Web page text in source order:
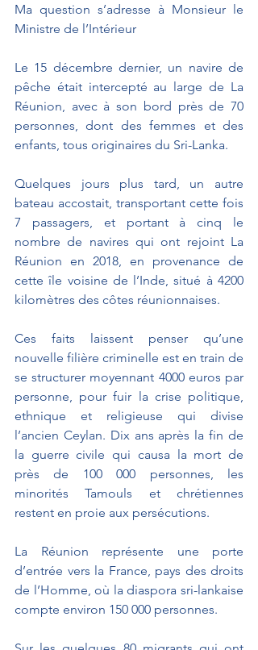
Ma question s’adresse à Monsieur le
Ministre de l’Intérieur
Le 15 décembre dernier, un navire de
pêche était intercepté au large de La
Réunion, avec à son bord près de 70
personnes, dont des femmes et des
enfants, tous originaires du Sri-Lanka.
Quelques jours plus tard, un autre
bateau accostait, transportant cette fois
7 passagers, et portant à cinq le
nombre de navires qui ont rejoint La
Réunion en 2018, en provenance de
cette île voisine de l’Inde, situé à 4200
kilomètres des côtes réunionnaises.
Ces faits laissent penser qu’une
nouvelle filière criminelle est en train de
se structurer moyennant 4000 euros par
personne, pour fuir la crise politique,
ethnique et religieuse qui divise
l’ancien Ceylan. Dix ans après la fin de
la guerre civile qui causa la mort de
près de 100 000 personnes, les
minorités Tamouls et chrétiennes
restent en proie aux persécutions.
La Réunion représente une porte
d’entrée vers la France, pays des droits
de l’Homme, où la diaspora sri-lankaise
compte environ 150 000 personnes.